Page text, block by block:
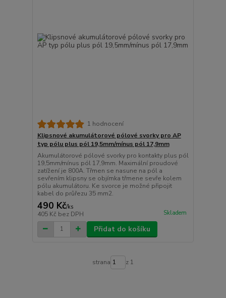
1 hodnocení
Klipsnové akumulátorové pólové svorky pro AP
typ pólu plus pól 19,5mm/mínus pól 17,9mm
Akumulátorové pólové svorky pro kontakty plus pól
19,5mm/mínus pól 17,9mm. Maximální proudové
zatížení je 800A. Třmen se nasune na pól a
sevřením klipsny se objímka třmene sevře kolem
pólu akumulátoru. Ke svorce je možné připojit
kabel do průřezu 35 mm2.
490 Kč/ks
405 Kč bez DPH Skladem
Přidat do košíku
strana z 1